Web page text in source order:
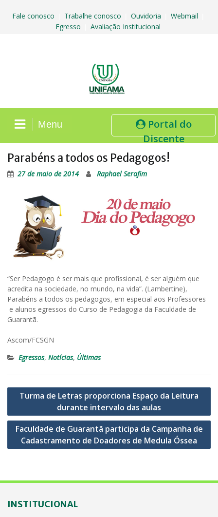
Fale conosco Trabalhe conosco Ouvidoria Webmail
Egresso Avaliação Institucional
Portal do
Discente
Menu
Parabéns a todos os Pedagogos!
27 de maio de 2014 Raphael Serafim
“Ser Pedagogo é ser mais que profissional, é ser alguém que
acredita na sociedade, no mundo, na vida”. (Lambertine),
Parabéns a todos os pedagogos, em especial aos Professores
e alunos egressos do Curso de Pedagogia da Faculdade de
Guarantã.
Ascom/FCSGN
Egressos, Notícias, Últimas
Navegação
Post
Turma de Letras proporciona Espaço da Leitura
durante intervalo das aulas
Faculdade de Guarantã participa da Campanha de
Cadastramento de Doadores de Medula Óssea
INSTITUCIONAL